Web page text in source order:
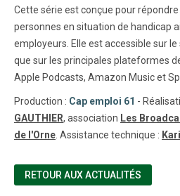
Cette série est conçue pour
personnes en situation de handicap
employeurs. Elle est accessible sur
que sur les principales plateformes
Apple Podcasts, Amazon Music et
Production : Cap emploi 61 -
GAUTHIER, association Les
de l'Orne . Assistance technique :
RETOUR AUX ACTUALITÉS